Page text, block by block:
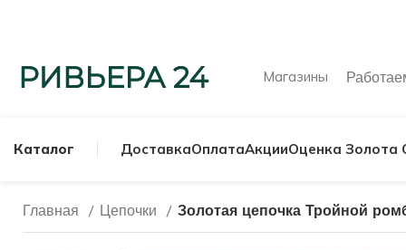
Магазины
Каталог
МУЖСКИЕ
ДоставкаОплатаАкцииОценка Золота
Главная Цепочки Золотая цепочка Тройной